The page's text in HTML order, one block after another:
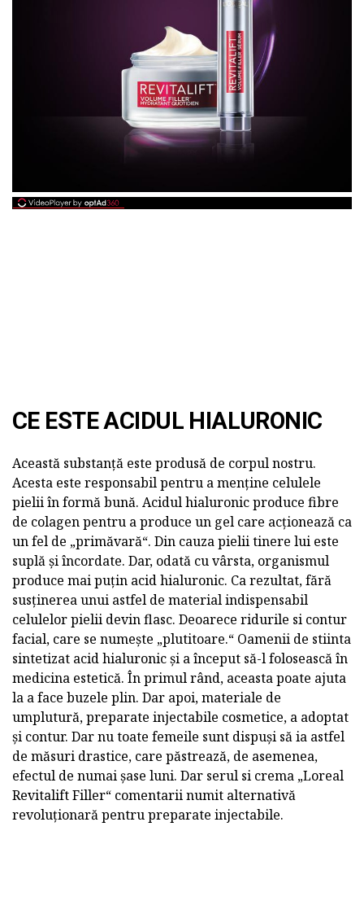
CE ESTE ACIDUL HIALURONIC
Această substanță este produsă de corpul nostru.
Acesta este responsabil pentru a menține celulele
pielii în formă bună. Acidul hialuronic produce fibre
de colagen pentru a produce un gel care acționează ca
un fel de „primăvară“. Din cauza pielii tinere lui este
suplă și încordate. Dar, odată cu vârsta, organismul
produce mai puțin acid hialuronic. Ca rezultat, fără
susținerea unui astfel de material indispensabil
celulelor pielii devin flasc. Deoarece ridurile si contur
facial, care se numește „plutitoare.“ Oamenii de stiinta
sintetizat acid hialuronic și a început să-l folosească în
medicina estetică. În primul rând, aceasta poate ajuta
la a face buzele plin. Dar apoi, materiale de
umplutură, preparate injectabile cosmetice, a adoptat
și contur. Dar nu toate femeile sunt dispuși să ia astfel
de măsuri drastice, care păstrează, de asemenea,
efectul de numai șase luni. Dar serul si crema „Loreal
Revitalift Filler“ comentarii numit alternativă
revoluționară pentru preparate injectabile.